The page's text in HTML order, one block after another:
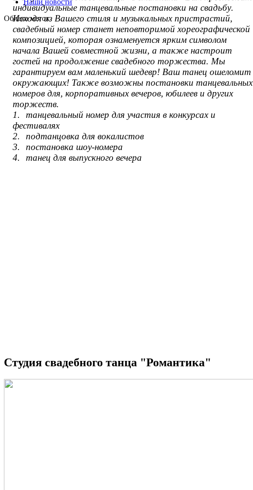
Наши новости
Облако меток
Студия свадебного танца "Романтика"
индивидуальные танцевальные постановки на свадьбу.
Исходя из Вашего стиля и музыкальных пристрастий,
свадебный номер станет неповторимой хореографической
композицией, которая ознаменуется ярким символом
начала Вашей совместной жизни, а также настроит
гостей на продолжение свадебного торжества. Мы
гарантируем вам маленький шедевр! Ваш танец ошеломит
окружающих! Также возможны постановки танцевальных
номеров для, корпоративных вечеров, юбилеев и других
торжеств.
1.
танцевальный номер для участия в конкурсах и
фестивалях
2.
подтанцовка для вокалистов
3.
постановка шоу-номера
4.
танец для выпускного вечера